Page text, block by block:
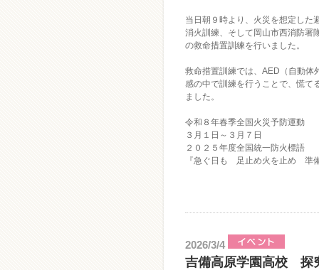
当日朝９時より、火災を想定した
消火訓練、そして岡山市西消防署
の救命措置訓練を行いました。
救命措置訓練では、AED（自動体
感の中で訓練を行うことで、慌て
ました。
令和８年春季全国火災予防運動
３月１日～３月７日
２０２５年度全国統一防火標語
『急ぐ日も 足止め火を止め 準
2026/3/4
吉備高原学園高校 探